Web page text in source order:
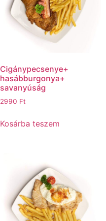
Cigánypecsenye+
hasábburgonya+
savanyúság
2990 Ft
Kosárba teszem